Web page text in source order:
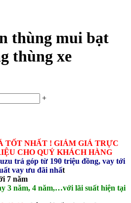
thùng mui bạt
thùng xe
+
TỐT NHẤT ! GIẢM GIÁ TRỰC
CHO QUÝ KHÁCH HÀNG
trả góp từ 190 triệu đồng, vay tới
vay ưu đãi nhất
7 năm
3 năm, 4 năm,…với lãi suất hiện tại